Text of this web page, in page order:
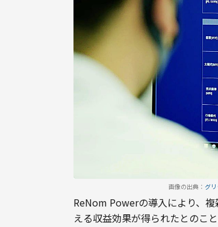
画像の出典： グリ
ReNom Powerの導入により、
える収益効果が得られたとのこ